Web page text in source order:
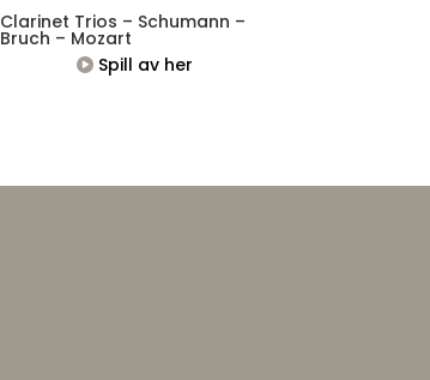
Clarinet Trios – Schumann –
Bruch – Mozart
Spill av her